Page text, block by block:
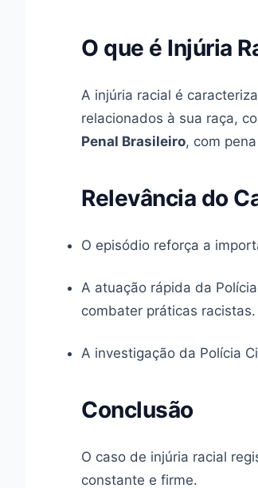
O que é Injúria
A injúria racial é
relacionados à sua raça,
Penal Brasileiro, com
Relevância do
O episódio reforça a
A atuação rápida da
combater práticas racistas.
A investigação da Polícia
Conclusão
O caso de injúria racial
constante e firme.